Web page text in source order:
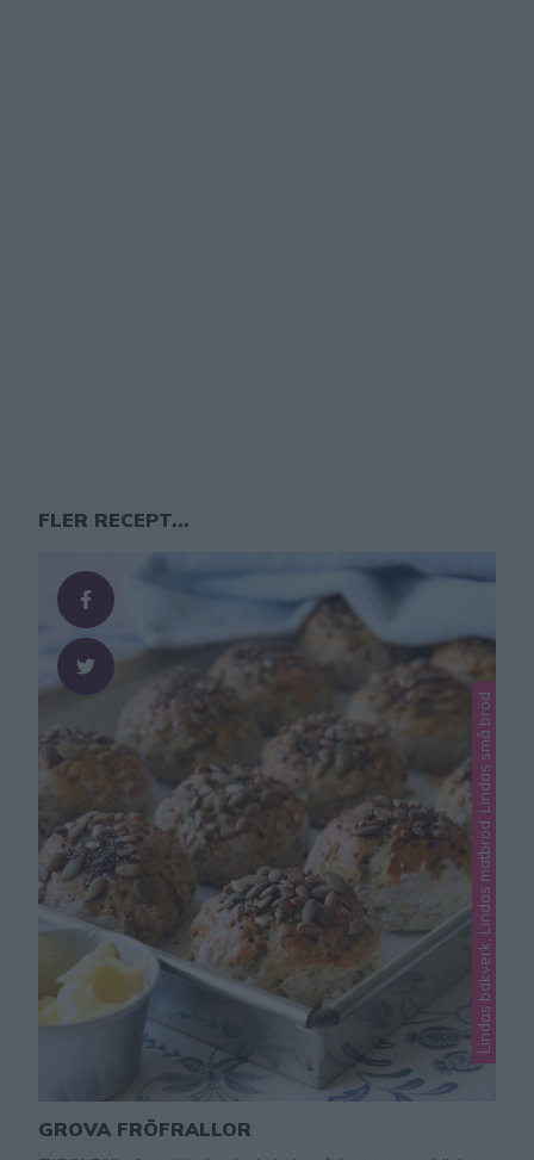
FLER RECEPT...
Lindas bakverk, Lindas matbröd, Lindas små bröd
GROVA FRÖFRALLOR